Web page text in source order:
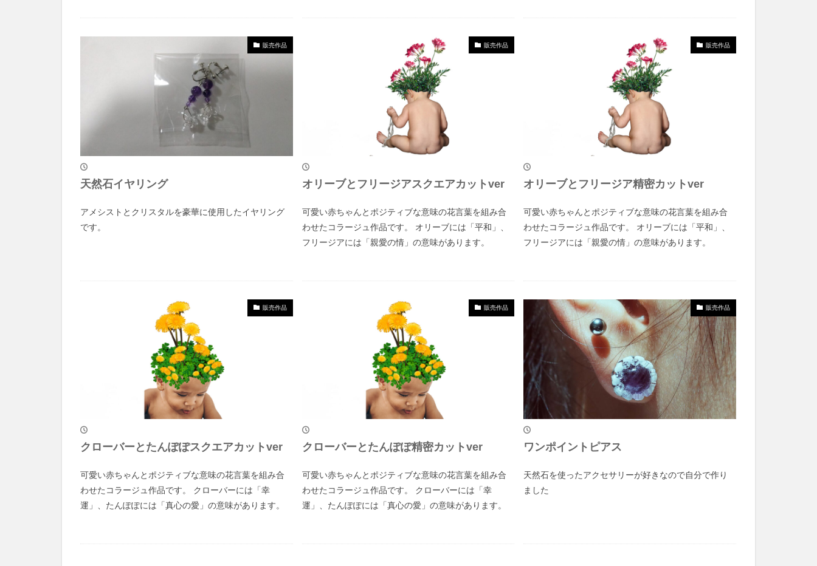
販売作品
天然石イヤリング
アメシストとクリスタルを豪華に使用したイヤリング
です。
販売作品
オリーブとフリージアスクエアカットver
可愛い赤ちゃんとポジティブな意味の花言葉を組み合
わせたコラージュ作品です。 オリーブには「平和」、
フリージアには「親愛の情」の意味があります。
販売作品
オリーブとフリージア精密カットver
可愛い赤ちゃんとポジティブな意味の花言葉を組み合
わせたコラージュ作品です。 オリーブには「平和」、
フリージアには「親愛の情」の意味があります。
販売作品
クローバーとたんぽぽスクエアカットver
可愛い赤ちゃんとポジティブな意味の花言葉を組み合
わせたコラージュ作品です。 クローバーには「幸
運」、たんぽぽには「真心の愛」の意味があります。
販売作品
クローバーとたんぽぽ精密カットver
可愛い赤ちゃんとポジティブな意味の花言葉を組み合
わせたコラージュ作品です。 クローバーには「幸
運」、たんぽぽには「真心の愛」の意味があります。
販売作品
ワンポイントピアス
天然石を使ったアクセサリーが好きなので自分で作り
ました